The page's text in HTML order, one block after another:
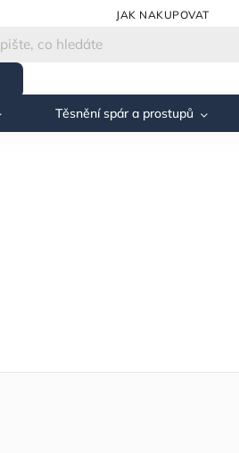
JAK NAKUPOVAT
Těsnění spár a prostupů